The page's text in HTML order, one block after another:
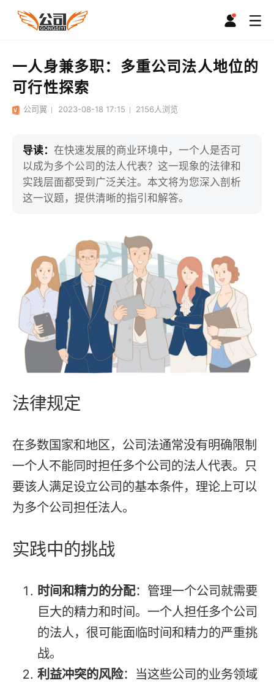
一人身兼多职：多重公司法人地位的
可行性探索
公司翼 2023-08-18 17:15 2156人浏览
导读：在快速发展的商业环境中，一个人是否可
以成为多个公司的法人代表？这一现象的法律和
实践层面都受到广泛关注。本文将为您深入剖析
这一议题，提供清晰的指引和解答。
法律规定
在多数国家和地区，公司法通常没有明确限制
一个人不能同时担任多个公司的法人代表。只
要该人满足设立公司的基本条件，理论上可以
为多个公司担任法人。
实践中的挑战
时间和精力的分配：管理一个公司就需要
巨大的精力和时间。一个人担任多个公司
的法人，很可能面临时间和精力的严重挑
战。
利益冲突的风险：当这些公司的业务领域